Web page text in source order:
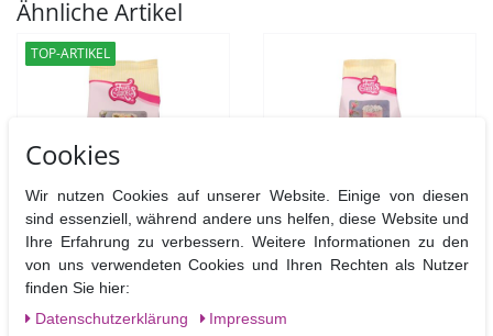
Ähnliche Artikel
TOP-ARTIKEL
FunCakes Buttercreme
Mix  500 g
FunCakes
Fertigmischung
weiße Vanillecreme 900
Cookies
Wir nutzen Cookies auf unserer Website. Einige von diesen
sind essenziell, während andere uns helfen, diese Website und
Ihre Erfahrung zu verbessern. Weitere Informationen zu den
von uns verwendeten Cookies und Ihren Rechten als Nutzer
finden Sie hier:
Daten­schutz­erklärung
Impressum